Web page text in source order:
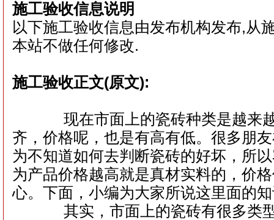
施工验收信息说明
以下施工验收信息由发布机构发布,从
本站不做任何修改.
施工验收正文(原文):
现在市面上的瓷砖种类是越来越
齐，价格呢，也是有高有低。很多朋
为不知道如何去判断瓷砖的好坏，所
为产品价格越高就是真材实料的，价
心。下面，小编为大家所说这里面的
其实，市面上的瓷砖有很多类型